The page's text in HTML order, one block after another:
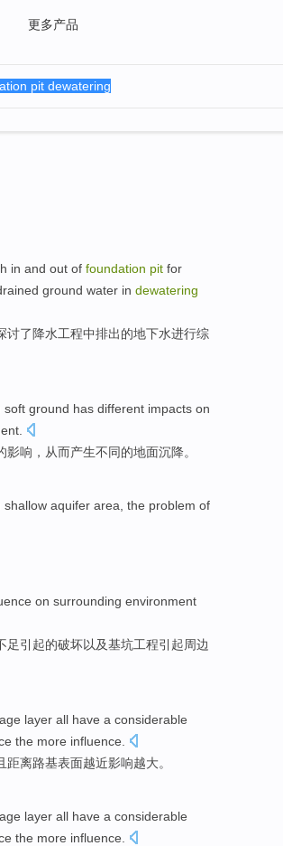
更多产品
in and out of foundation pit for
ground water in dewatering
讨了降水工程中排出的地下水进行综
soft ground has different impacts on
影响 ， 从而产生不同的地面沉降。
shallow aquifer area the problem of
on surrounding environment
足引起的破坏以及基坑工程引起周边
layer all have a considerable
the more influence
距离路基表面越近影响越大。
layer all have a considerable
the more influence